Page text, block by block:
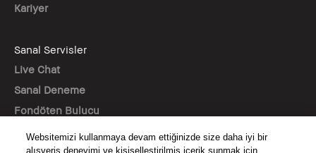
Kariyer
Sanal Servisler
Live Chat
Sanal Deneme
Fondöten Bulucu
Websitemizi kullanmaya devam ettiğinizde size daha iyi bir
alışveriş deneyimi ve kişiselleştirilmiş içerik sunmak için